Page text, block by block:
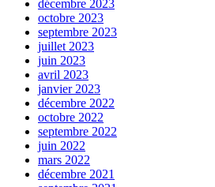
décembre 2023
octobre 2023
septembre 2023
juillet 2023
juin 2023
avril 2023
janvier 2023
décembre 2022
octobre 2022
septembre 2022
juin 2022
mars 2022
décembre 2021